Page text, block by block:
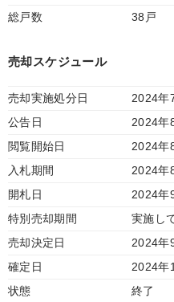
総戸数
38戸
売却スケジュール
売却実施処分日
2024年
公告日
2024年
閲覧開始日
2024年
入札期間
2024年
開札日
2024年
特別売却期間
実施し
売却決定日
2024年
確定日
2024年
状態
終了